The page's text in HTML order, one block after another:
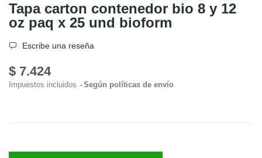
Tapa carton contenedor bio 8 y 12
oz paq x 25 und bioform
Escribe una reseña
$ 7.424
Impuestos incluidos Según políticas de envío